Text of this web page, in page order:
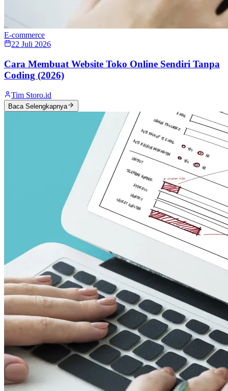
E-commerce
22 Juli 2026
Cara Membuat Website Toko Online Sendiri Tanpa
Coding (2026)
Tim Storo.id
Baca Selengkapnya